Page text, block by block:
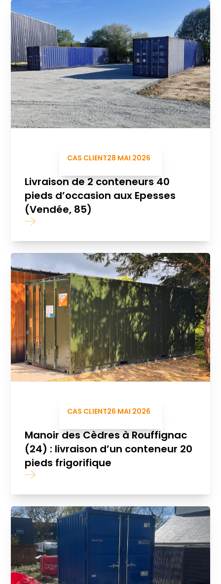
CAS CLIENT28 MAI 2026
Livraison de 2 conteneurs 40
pieds d’occasion aux Epesses
(Vendée, 85)
CAS CLIENT26 MAI 2026
Manoir des Cèdres à Rouffignac
(24) : livraison d’un conteneur 20
pieds frigorifique